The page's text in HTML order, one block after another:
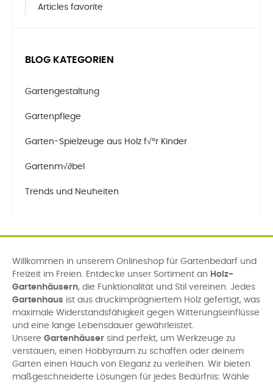
Articles favorite
BLOG KATEGORIEN
Gartengestaltung
Gartenpflege
Garten-Spielzeuge aus Holz f√ºr Kinder
Gartenm√∂bel
Trends und Neuheiten
Willkommen in unserem Onlineshop für Gartenbedarf und
Freizeit im Freien. Entdecke unser Sortiment an Holz-
Gartenhäusern, die Funktionalität und Stil vereinen. Jedes
Gartenhaus ist aus druckimprägniertem Holz gefertigt, was
maximale Widerstandsfähigkeit gegen Witterungseinflüsse
und eine lange Lebensdauer gewährleistet.
Unsere Gartenhäuser sind perfekt, um Werkzeuge zu
verstauen, einen Hobbyraum zu schaffen oder deinem
Garten einen Hauch von Eleganz zu verleihen. Wir bieten
maßgeschneiderte Lösungen für jedes Bedürfnis: Wähle